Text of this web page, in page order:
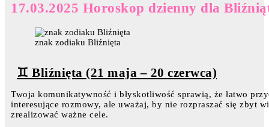
17.03.2025 Horoskop dzienny dla
znak zodiaku Bliźnięta
♊ Bliźnięta (21 maja – 20 czerwca)
Twoja komunikatywność i błyskotliwość sprawią, że łatwo
interesujące rozmowy, ale uważaj, by nie rozpraszać się zbyt
zrealizować ważne cele.